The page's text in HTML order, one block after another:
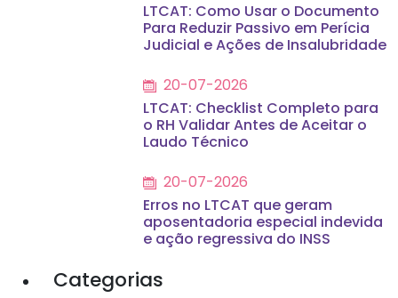
LTCAT: Como Usar o Documento
Para Reduzir Passivo em Perícia
Judicial e Ações de Insalubridade
20-07-2026
LTCAT: Checklist Completo para
o RH Validar Antes de Aceitar o
Laudo Técnico
20-07-2026
Erros no LTCAT que geram
aposentadoria especial indevida
e ação regressiva do INSS
Categorias